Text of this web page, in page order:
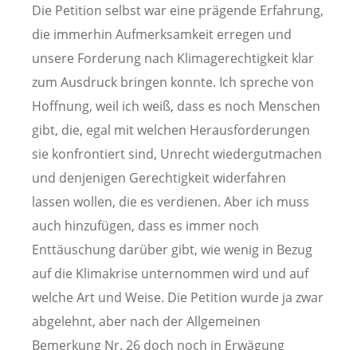
Die Petition selbst war eine prägende Erfahrung,
die immerhin Aufmerksamkeit erregen und
unsere Forderung nach Klimagerechtigkeit klar
zum Ausdruck bringen konnte. Ich spreche von
Hoffnung, weil ich weiß, dass es noch Menschen
gibt, die, egal mit welchen Herausforderungen
sie konfrontiert sind, Unrecht wiedergutmachen
und denjenigen Gerechtigkeit widerfahren
lassen wollen, die es verdienen. Aber ich muss
auch hinzufügen, dass es immer noch
Enttäuschung darüber gibt, wie wenig in Bezug
auf die Klimakrise unternommen wird und auf
welche Art und Weise. Die Petition wurde ja zwar
abgelehnt, aber nach der Allgemeinen
Bemerkung Nr. 26 doch noch in Erwägung